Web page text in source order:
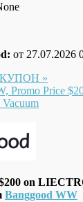
от 27.07.2026
»
Promo Price
Vacuum
on
Banggood WW